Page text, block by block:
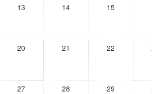
13 14 15
20 21 22
27 28 29